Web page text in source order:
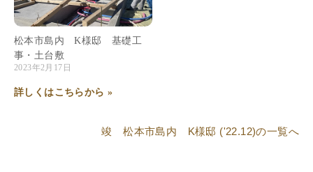
松本市島内 K様邸 基礎工
事・土台敷
2023年2月17日
詳しくはこちらから »
竣 松本市島内 K様邸 ('22.12)の一覧へ